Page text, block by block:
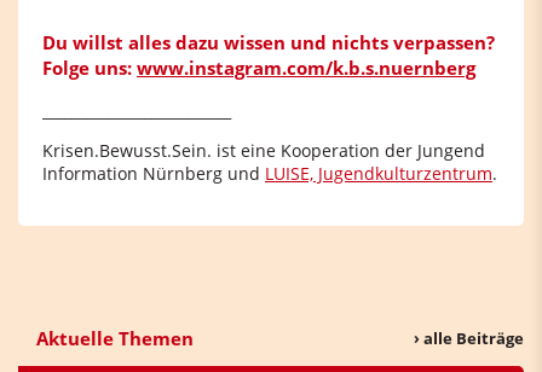
Du willst alles dazu wissen und nichts verpassen?
Folge uns: www.instagram.com/k.b.s.nuernberg
Krisen.Bewusst.Sein. ist eine Kooperation der Jungend
Information Nürnberg und LUISE, Jugendkulturzentrum.
Aktuelle Themen › alle Beiträge